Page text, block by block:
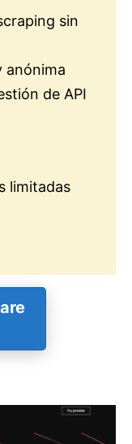
sin
anónima
de API
limitadas